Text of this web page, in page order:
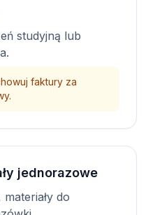
studyjną lub
faktury za
jednorazowe
do